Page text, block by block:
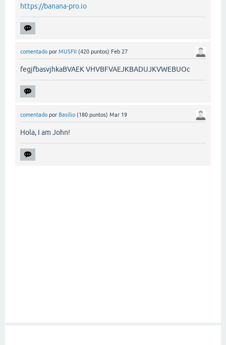
https://banana-pro.io
comentado por MUSFII (420 puntos) Feb 27
fegjfbasvjhkaBVAEK VHVBFVAEJKBADUJKVWEBUOc
comentado por Basilio (180 puntos) Mar 19
Hola, I am John!